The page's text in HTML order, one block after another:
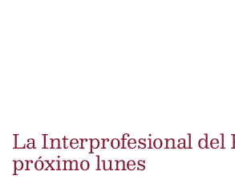
La Interprofesional del
próximo lunes